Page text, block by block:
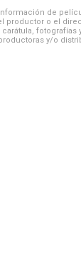
de
productor o el
carátula,
y/o